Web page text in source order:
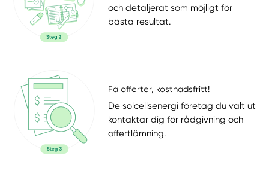
och detaljerat som möjligt för
bästa resultat.
Få offerter, kostnadsfritt!
De solcellsenergi företag du valt ut
kontaktar dig för rådgivning och
offertlämning.